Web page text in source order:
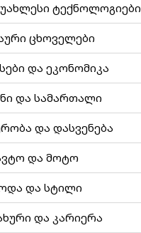
ტექნოლოგიები
ცხოველები
და ეკონომიკა
და სამართალი
და დასვენება
და მოტო
და სტილი
და კარიერა